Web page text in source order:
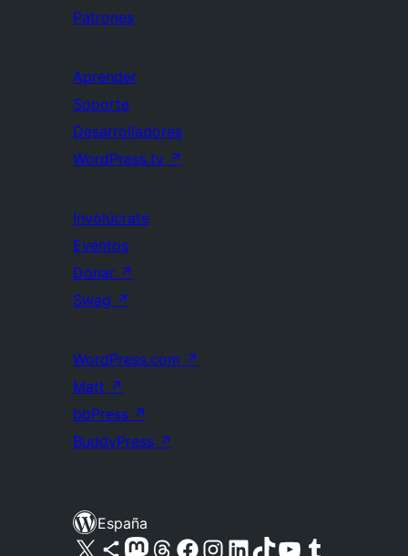
Patrones
Aprender
Soporte
Desarrolladores
WordPress.tv ↗
Involúcrate
Eventos
Donar ↗
Swag ↗
WordPress.com ↗
Matt ↗
bbPress ↗
BuddyPress ↗
España
Visita nuestra cuenta de X (anteriormente Twitter)
Visita nuestra cuenta de Bluesky
Visita nuestra cuenta de Mastodon
Visita nuestra cuenta de Threads
Visita nuestra página de Facebook
Visita nuestra cuenta de Instagram
Visita nuestra cuenta de LinkedIn
Visita nuestra cuenta de TikTok
Visita nuestro canal de YouTube
Visita nuestra cuenta de Tumblr